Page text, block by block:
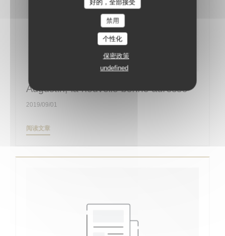
好的，全部接受
禁用
个性化
保密政策
undefined
Augustin, la nouvelle bonne adresse
2019/09/01
阅读文章((在新窗口中打开))